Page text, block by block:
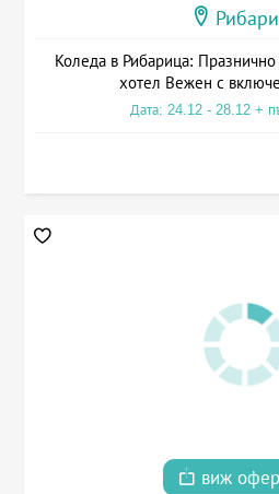
Коледа в Рибарица:
хотел Вежен с
Дата: 24.12 - 28.12 +
виж